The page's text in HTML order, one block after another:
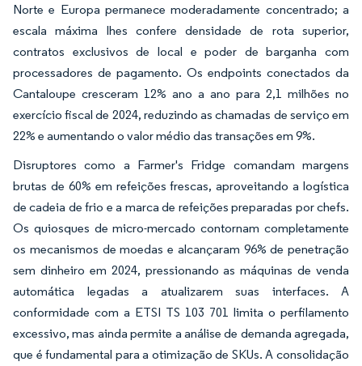
Norte e Europa permanece moderadamente concentrado; a
escala máxima lhes confere densidade de rota superior,
contratos exclusivos de local e poder de barganha com
processadores de pagamento. Os endpoints conectados da
Cantaloupe cresceram 12% ano a ano para 2,1 milhões no
exercício fiscal de 2024, reduzindo as chamadas de serviço em
22% e aumentando o valor médio das transações em 9%.
Disruptores como a Farmer's Fridge comandam margens
brutas de 60% em refeições frescas, aproveitando a logística
de cadeia de frio e a marca de refeições preparadas por chefs.
Os quiosques de micro-mercado contornam completamente
os mecanismos de moedas e alcançaram 96% de penetração
sem dinheiro em 2024, pressionando as máquinas de venda
automática legadas a atualizarem suas interfaces. A
conformidade com a ETSI TS 103 701 limita o perfilamento
excessivo, mas ainda permite a análise de demanda agregada,
que é fundamental para a otimização de SKUs. A consolidação